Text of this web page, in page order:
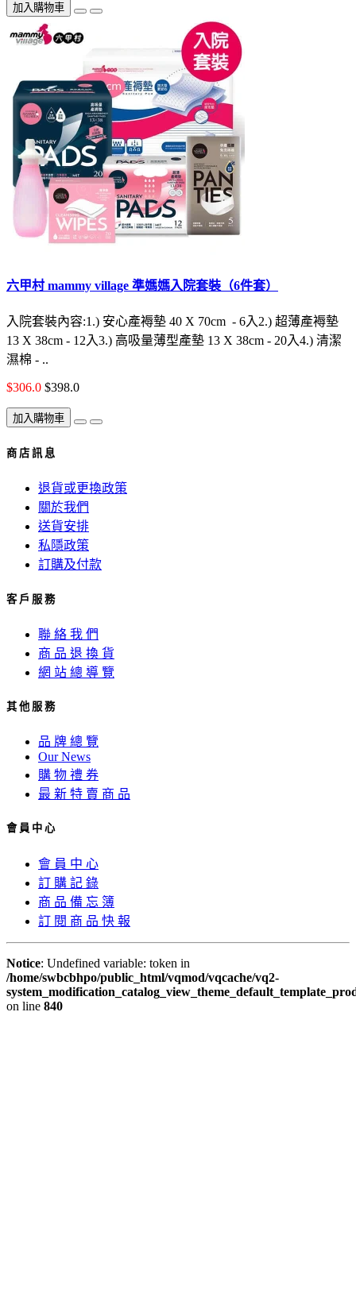
加入購物車
六甲村 mammy village 準媽媽入院套裝（6件套）
入院套裝內容:1.) 安心產褥墊 40 X 70cm - 6入2.) 超薄產褥墊
13 X 38cm - 12入3.) 高吸量薄型產墊 13 X 38cm - 20入4.) 清潔
濕棉 - ..
$306.0 $398.0
加入購物車
商 店 訊 息
退貨或更換政策
關於我們
送貨安排
私隱政策
訂購及付款
客 戶 服 務
聯 絡 我 們
商 品 退 換 貨
網 站 總 導 覽
其 他 服 務
品 牌 總 覽
Our News
購 物 禮 券
最 新 特 賣 商 品
會 員 中 心
會 員 中 心
訂 購 記 錄
商 品 備 忘 簿
訂 閱 商 品 快 報
Notice: Undefined variable: token in
/home/swbcbhpo/public_html/vqmod/vqcache/vq2-
on line 840